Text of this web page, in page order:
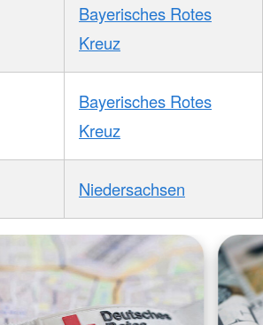
Bayerisches Rotes
Kreuz
Bayerisches Rotes
Kreuz
Niedersachsen